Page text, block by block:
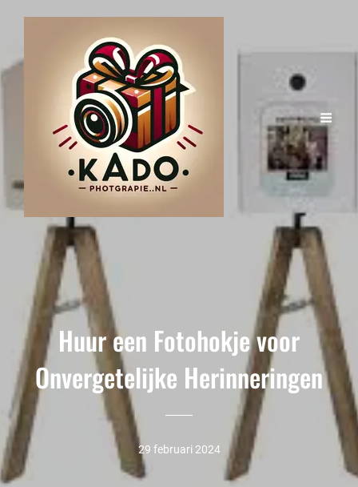
Huur een Fotohokje voor
Onvergetelijke Herinneringen
29 februari 2024